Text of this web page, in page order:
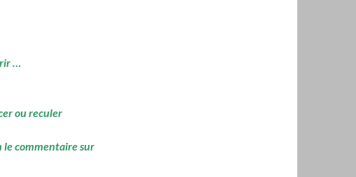
…
ou reculer
le commentaire sur